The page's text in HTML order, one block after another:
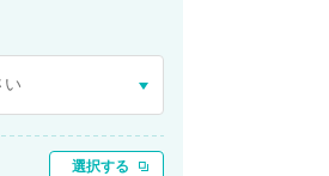
選択する